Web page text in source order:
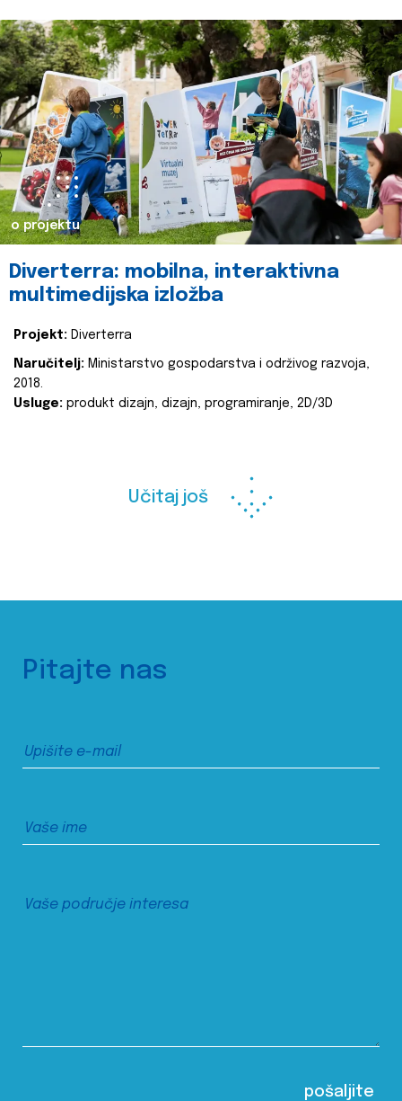
o projektu
Diverterra: mobilna, interaktivna
multimedijska izložba
Projekt: Diverterra
Naručitelj: Ministarstvo gospodarstva i održivog razvoja,
2018.
Usluge: produkt dizajn, dizajn, programiranje, 2D/3D
Učitaj još
Pitajte nas